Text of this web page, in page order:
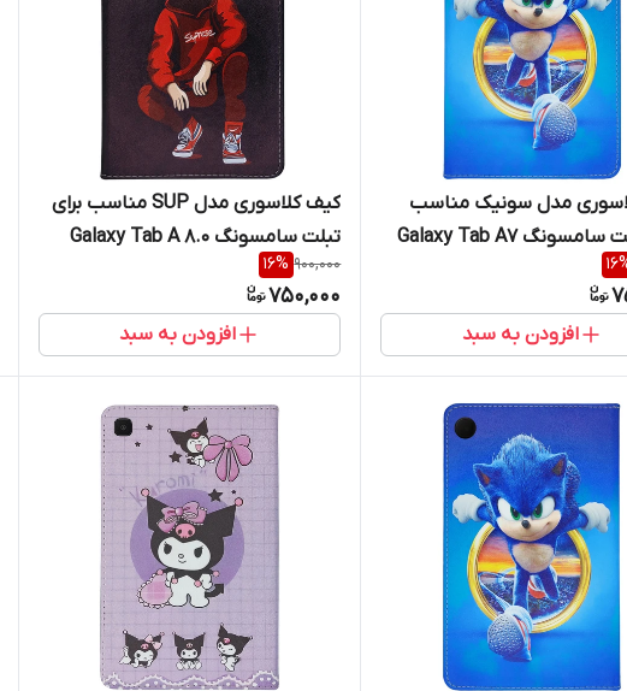
مدل سونیک مناسب
برای تبلت سامسونگ Galaxy Tab A7
16
افزودن به سبد
کیف کلاسوری مدل SUP مناسب برای
تبلت سامسونگ Galaxy Tab A 8.0
2019 T290 / T295
900,000
16%
750,000
افزودن به سبد